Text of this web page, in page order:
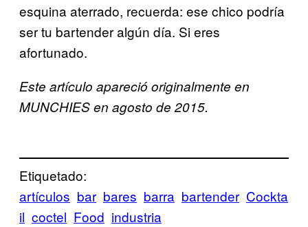
esquina aterrado, recuerda: ese chico podría
ser tu bartender algún día. Si eres
afortunado.
Este artículo apareció originalmente en
MUNCHIES en agosto de 2015.
Etiquetado:
artículos bar bares barra bartender Cockta
il coctel Food industria